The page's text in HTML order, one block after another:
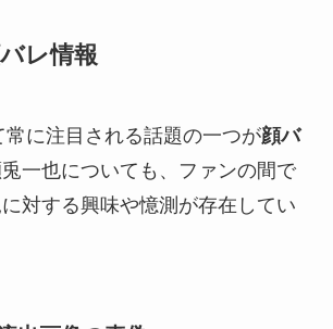
レ情報
常に注目される話題の一つが顔バ
一也についても、ファンの間で
対する興味や憶測が存在してい